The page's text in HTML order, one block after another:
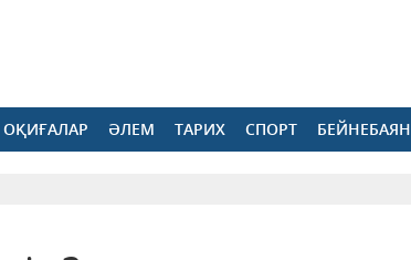
ОҚИҒАЛАР ӘЛЕМ ТАРИХ СПОРТ БЕЙНЕБАЯН